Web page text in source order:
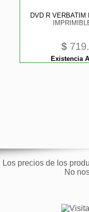
DVD R VERBATIM
$
Existencia
Los precios de los
No